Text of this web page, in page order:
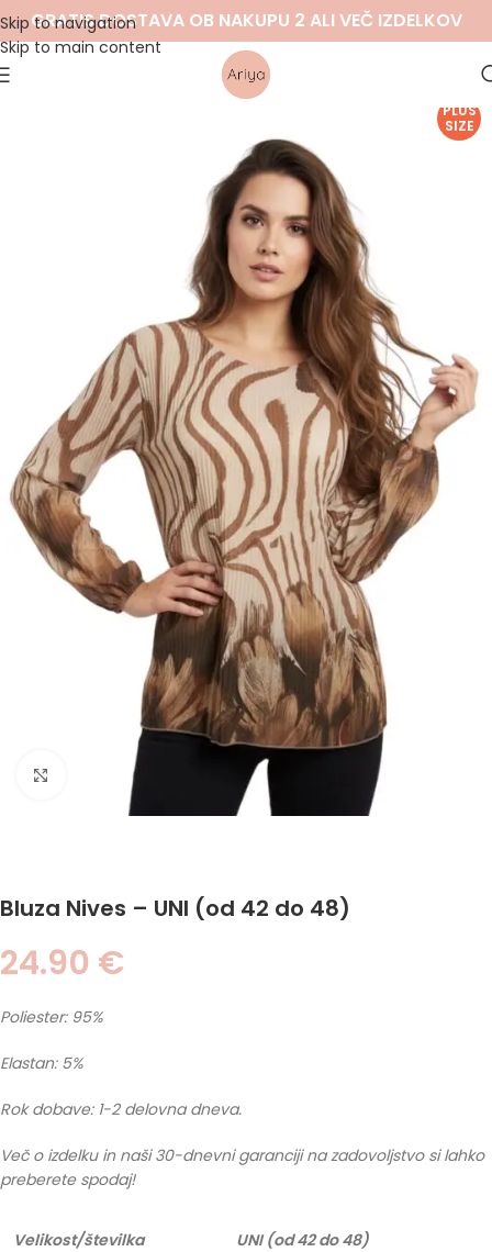
Skip to navigation
Skip to main content
GRATIS DOSTAVA OB NAKUPU 2 ALI VEČ IZDELKOV
PLUS
SIZE
Click to enlarge
Bluza Nives – UNI (od 42 do 48)
24.90 €
Poliester: 95%
Elastan: 5%
Rok dobave: 1-2 delovna dneva.
Več o izdelku in naši 30-dnevni garanciji na zadovoljstvo si lahko
preberete spodaj!
Velikost/številka UNI (od 42 do 48)